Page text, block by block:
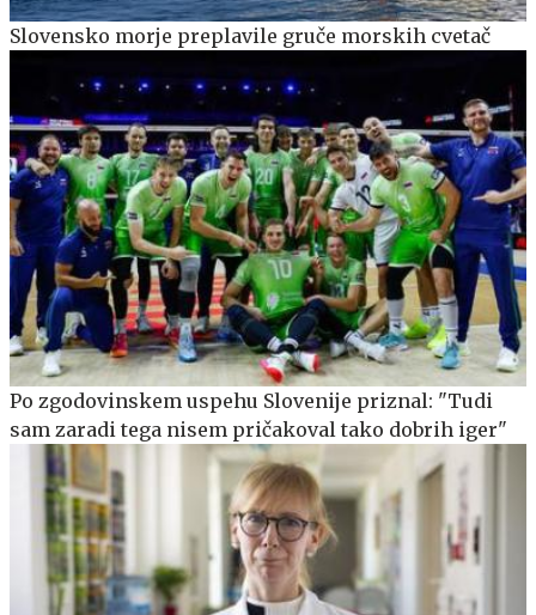
Slovensko morje preplavile gruče morskih cvetač
Po zgodovinskem uspehu Slovenije priznal: "Tudi
sam zaradi tega nisem pričakoval tako dobrih iger"